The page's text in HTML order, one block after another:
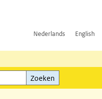
Nederlands English
Zoeken